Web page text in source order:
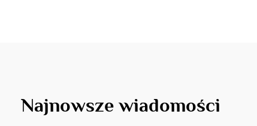
Najnowsze wiadomości